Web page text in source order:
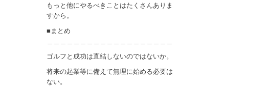
もっと他にやるべきことはたくさんありま
すから。
■まとめ
ゴルフと成功は直結しないのではないか。
将来の起業等に備えて無理に始める必要は
ない。